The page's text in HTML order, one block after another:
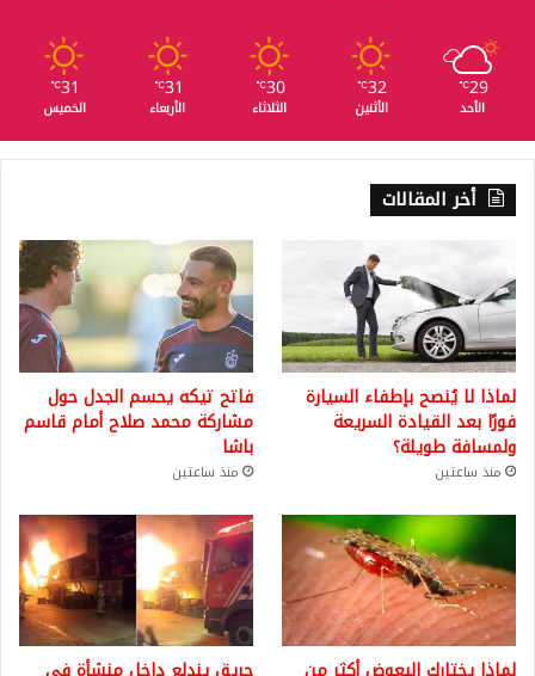
29
℃
الأحد
32
℃
الأثنين
30
℃
الثلاثاء
31
℃
الأربعاء
31
℃
الخميس
أخر المقالات
لماذا لا يُنصح بإطفاء السيارة
فورًا بعد القيادة السريعة
ولمسافة طويلة؟
منذ ساعتين
فاتح تيكه يحسم الجدل حول
مشاركة محمد صلاح أمام قاسم
باشا
منذ ساعتين